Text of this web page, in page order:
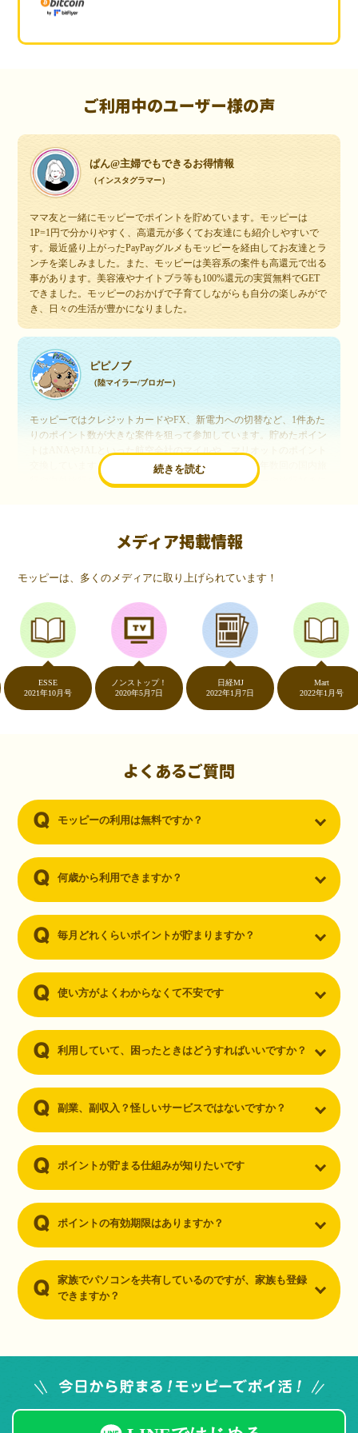
ご利用中のユーザー様の声
ぱん@主婦でもできるお得情報
（インスタグラマー）
ママ友と一緒にモッピーでポイントを貯めています。モッピーは
1P=1円で分かりやすく、高還元が多くてお友達にも紹介しやすいで
す。最近盛り上がったPayPayグルメもモッピーを経由してお友達とラ
ンチを楽しみました。また、モッピーは美容系の案件も高還元で出る
事があります。美容液やナイトブラ等も100%還元の実質無料でGET
できました。モッピーのおかげで子育てしながらも自分の楽しみがで
き、日々の生活が豊かになりました。
続きを読む
ピピノブ
（陸マイラー/ブロガー）
モッピーではクレジットカードやFX、新電力への切替など、1件あた
りのポイント数が大きな案件を狙って参加しています。貯めたポイン
交換しています。このようにすることで、ほぼ無料で年数回の国内旅
行や海外旅行を実現しています。モッピーは陸マイラーや旅行好きに
いつものネットショッピングが、モッピーでお得
（20代・女性）
友達に勧められてモッピーをはじめました。空いた時間にスマホで買
い物をすることが多いのですが、モッピーを経由するだけでショップ
のポイントとモッピーのポイントが二重で貯まることを知り、ビック
リ…！いつものネットショッピングをモッピーを経由するだけでポイ
ントが貯まるなんて…もっと早く教えてほしかった～！貯まったポイ
ントはギフト券に交換して、プチ贅沢を楽しんでます♪
（30代・男性）
ーを知りました。クレジットカードを発行するだけでポイントが貯ま
るならと無料登録して、クレジットカードの発行やアプリダウンロー
メディア掲載情報
モッピーは、多くのメディアに取り上げられています！
2021年10月号
ノンストップ！
2020年5月7日
日経MJ
2022年1月7日
2022年1月号
よくあるご質問
モッピーの利用は無料ですか？
何歳から利用できますか？
毎月どれくらいポイントが貯まりますか？
使い方がよくわからなくて不安です
利用していて、困ったときはどうすればいいですか？
副業、副収入？怪しいサービスではないですか？
ポイントが貯まる仕組みが知りたいです
ポイントの有効期限はありますか？
家族でパソコンを共有しているのですが、家族も登録
できますか？